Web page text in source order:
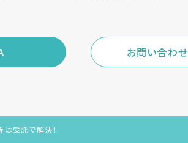
お問い合わせ
受託で解決！